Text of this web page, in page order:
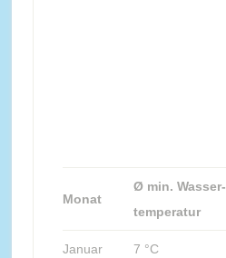
Monat
Ø min. Wasser-
temperatur
Januar 7 °C